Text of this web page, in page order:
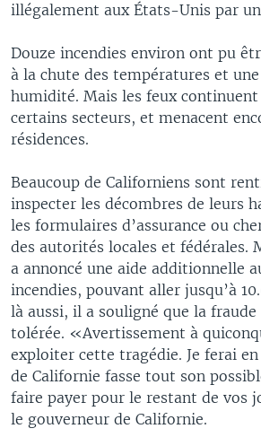
illégalement aux États-Unis par
Douze incendies environ ont pu
à la chute des températures et
humidité. Mais les feux
certains secteurs, et menacent
résidences.
Beaucoup de Californiens sont
inspecter les décombres de leurs
les formulaires d’assurance ou
des autorités locales et fédérales.
a annoncé une aide additionnelle
incendies, pouvant aller jusqu’à
là aussi, il a souligné que la fraude
tolérée. «Avertissement à
exploiter cette tragédie. Je ferai
de Californie fasse tout son
faire payer pour le restant de vos
le gouverneur de Californie.